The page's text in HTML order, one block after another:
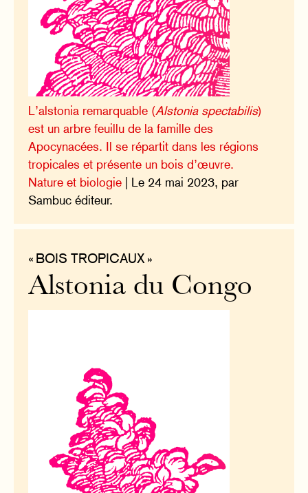
L’alstonia remarquable (Alstonia spectabilis)
est un arbre feuillu de la famille des
Apocynacées. Il se répartit dans les régions
tropicales et présente un bois d’œuvre.
Nature et biologie | Le 24 mai 2023, par
Sambuc éditeur.
« BOIS TROPICAUX »
Alstonia du Congo